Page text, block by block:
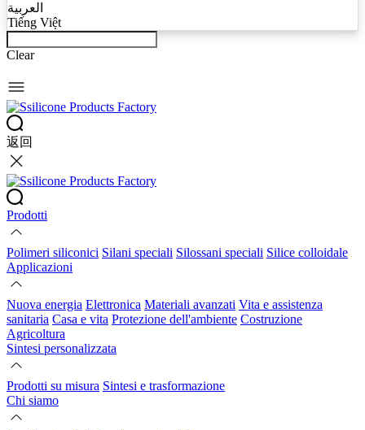
العربية
Tiếng Việt
Clear
返回
Prodotti
Polimeri siliconici Silani speciali Silossani speciali Silice colloidale
Applicazioni
Nuova energia Elettronica Materiali avanzati Vita e assistenza
sanitaria Casa e vita Protezione dell'ambiente Costruzione
Agricoltura
Sintesi personalizzata
Prodotti su misura Sintesi e trasformazione
Chi siamo